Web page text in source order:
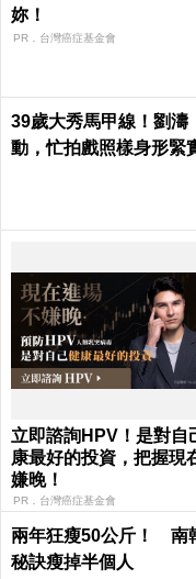
妳！
PR．台灣癌症基金會
39歲大秀馬甲線！劉濤
動，忙拍戲照樣身形緊
立即諮詢HPV！是對自
康最好的投資，把握現
嫌晚！
PR．台灣癌症基金會
兩年狂瘦50公斤！ 南
秘訣瘦掉半個人